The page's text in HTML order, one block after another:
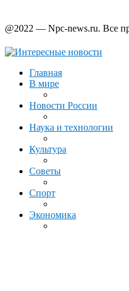
@2022 — Npc-news.ru. Все
Главная
В мире
Новости России
Наука и технологии
Культура
Советы
Спорт
Экономика